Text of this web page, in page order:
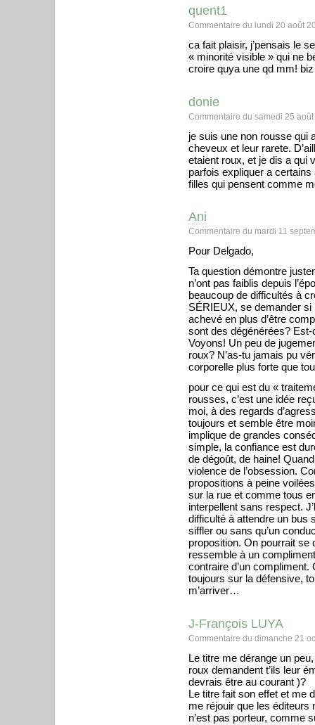
quent1
Commentaire du lundi 20 août
ca fait plaisir, j’pensais le
« minorité visible » qui ne
croire quya une qd mm!
donie
Commentaire du samedi 25
je suis une non rousse qui
cheveux et leur rarete.
etaient roux, et je dis a qui
parfois expliquer a certains
filles qui pensent comme
Ani
Commentaire du mardi 11
Pour Delgado,
Ta question démontre
n’ont pas faiblis depuis
beaucoup de difficultés à
SÉRIEUX, se demander si
achevé en plus d’être
sont des dégénérées?
Voyons! Un peu de
roux? N’as-tu jamais pu
corporelle plus forte que
pour ce qui est du «
rousses, c’est une idée
moi, à des regards
toujours et semble être
implique de grandes
simple, la confiance est
de dégoût, de haine!
violence de l’obsession.
propositions à peine
sur la rue et comme tous
interpellent sans respect.
difficulté à attendre un bus
siffler ou sans qu’un
proposition. On pourrait se
ressemble à un
contraire d’un
toujours sur la défensive,
m’arriver…
J-François LUYA
Commentaire du dimanche 21
Le titre me dérange un
roux demandent t’ils leur
devrais être au courant )?
Le titre fait son effet et me
me réjouir que les éditeurs
n’est pas porteur, comme